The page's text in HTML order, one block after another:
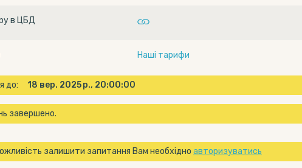
в ЦБД
Наші тарифи
до: 18 вер. 2025 р., 20:00:00
завершено.
залишити запитання Вам необхідно авторизуватись